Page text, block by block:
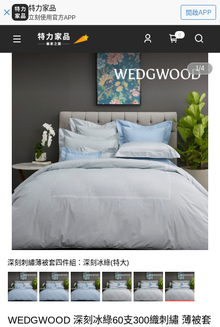
特力家品
立刻使用官方APP
開啟APP
0
1/4
深刻刺繡薄被套四件組：深刻冰綠(特大)
WEDGWOOD 深刻冰綠60支300織刺繡 薄被套